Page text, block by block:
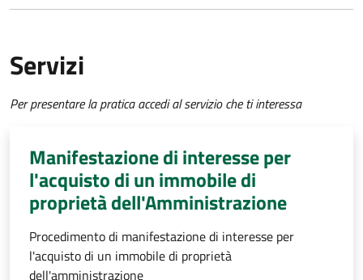
Servizi
Per presentare la pratica accedi al servizio che ti interessa
Manifestazione di interesse per
l'acquisto di un immobile di
proprietà dell'Amministrazione
Procedimento di manifestazione di interesse per
l'acquisto di un immobile di proprietà
dell'amministrazione